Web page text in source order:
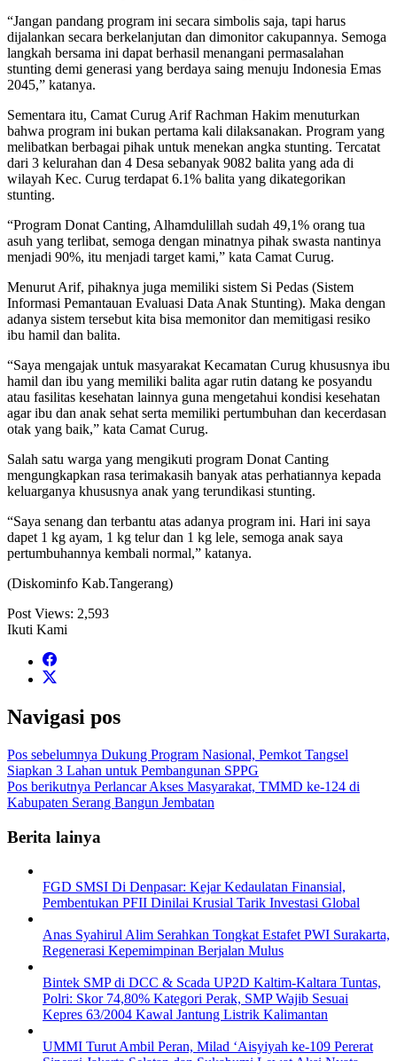
“Jangan pandang program ini secara simbolis saja, tapi harus
dijalankan secara berkelanjutan dan dimonitor cakupannya. Semoga
langkah bersama ini dapat berhasil menangani permasalahan
stunting demi generasi yang berdaya saing menuju Indonesia Emas
2045,” katanya.
Sementara itu, Camat Curug Arif Rachman Hakim menuturkan
bahwa program ini bukan pertama kali dilaksanakan. Program yang
melibatkan berbagai pihak untuk menekan angka stunting. Tercatat
dari 3 kelurahan dan 4 Desa sebanyak 9082 balita yang ada di
wilayah Kec. Curug terdapat 6.1% balita yang dikategorikan
stunting.
“Program Donat Canting, Alhamdulillah sudah 49,1% orang tua
asuh yang terlibat, semoga dengan minatnya pihak swasta nantinya
menjadi 90%, itu menjadi target kami,” kata Camat Curug.
Menurut Arif, pihaknya juga memiliki sistem Si Pedas (Sistem
Informasi Pemantauan Evaluasi Data Anak Stunting). Maka dengan
adanya sistem tersebut kita bisa memonitor dan memitigasi resiko
ibu hamil dan balita.
“Saya mengajak untuk masyarakat Kecamatan Curug khususnya ibu
hamil dan ibu yang memiliki balita agar rutin datang ke posyandu
atau fasilitas kesehatan lainnya guna mengetahui kondisi kesehatan
agar ibu dan anak sehat serta memiliki pertumbuhan dan kecerdasan
otak yang baik,” kata Camat Curug.
Salah satu warga yang mengikuti program Donat Canting
mengungkapkan rasa terimakasih banyak atas perhatiannya kepada
keluarganya khususnya anak yang terundikasi stunting.
“Saya senang dan terbantu atas adanya program ini. Hari ini saya
dapet 1 kg ayam, 1 kg telur dan 1 kg lele, semoga anak saya
pertumbuhannya kembali normal,” katanya.
(Diskominfo Kab.Tangerang)
Post Views: 2,593
Ikuti Kami
Navigasi pos
Pos sebelumnya Dukung Program Nasional, Pemkot Tangsel
Siapkan 3 Lahan untuk Pembangunan SPPG
Pos berikutnya Perlancar Akses Masyarakat, TMMD ke-124 di
Kabupaten Serang Bangun Jembatan
Berita lainya
FGD SMSI Di Denpasar: Kejar Kedaulatan Finansial,
Pembentukan PFII Dinilai Krusial Tarik Investasi Global
Anas Syahirul Alim Serahkan Tongkat Estafet PWI Surakarta,
Regenerasi Kepemimpinan Berjalan Mulus
Bintek SMP di DCC & Scada UP2D Kaltim-Kaltara Tuntas,
Polri: Skor 74,80% Kategori Perak, SMP Wajib Sesuai
Kepres 63/2004 Kawal Jantung Listrik Kalimantan
UMMI Turut Ambil Peran, Milad ‘Aisyiyah ke-109 Pererat